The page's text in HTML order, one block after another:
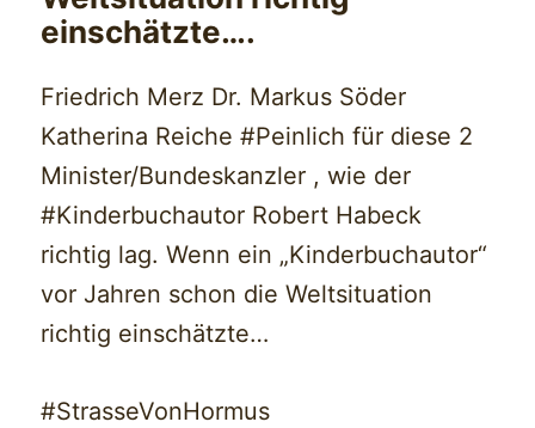
einschätzte….
Friedrich Merz Dr. Markus Söder
Katherina Reiche #Peinlich für diese 2
Minister/Bundeskanzler , wie der
#Kinderbuchautor Robert Habeck
richtig lag. Wenn ein „Kinderbuchautor“
vor Jahren schon die Weltsituation
richtig einschätzte…
#StrasseVonHormus